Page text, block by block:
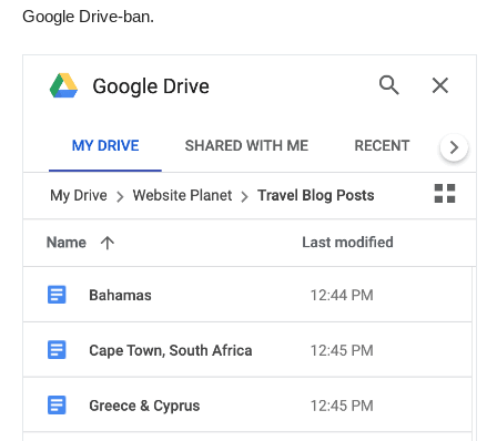
Google Drive-ban.